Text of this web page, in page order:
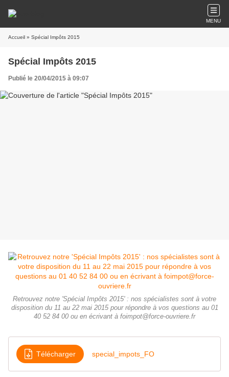
MENU
Accueil » Spécial Impôts 2015
Spécial Impôts 2015
Publié le 20/04/2015 à 09:07
Retrouvez notre 'Spécial Impôts 2015' : nos spécialistes sont à votre
disposition du 11 au 22 mai 2015 pour répondre à vos questions au 01
40 52 84 00 ou en écrivant à foimpot@force-ouvriere.fr
Télécharger special_impots_FO